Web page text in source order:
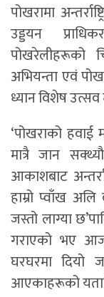
पोखरामा
उड्डयन
पोखरेलीहरूको
अभियन्ता एवं
ध्यान विशेष
‘पोखराको हवाई
मात्रै जान
आकाशबाट
हाम्रो प्वाँख
जस्तो लाग्या
गराएको भए
घरघरमा दियो
आएकाहरूको